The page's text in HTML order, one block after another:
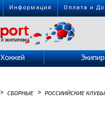
Информация Оплата и
Хоккей
> СБОРНЫЕ > РОССИИЙСКИЕ КЛУБЫ